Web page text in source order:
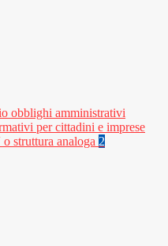
obblighi amministrativi
per cittadini e imprese
struttura analoga 2